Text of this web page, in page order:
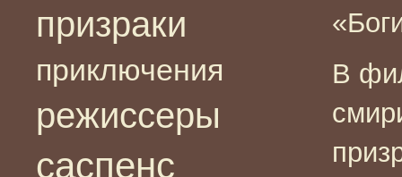
призраки
приключения
режиссеры
саспенс
В